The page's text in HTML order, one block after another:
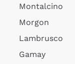
Montalcino
Morgon
Lambrusco
Gamay